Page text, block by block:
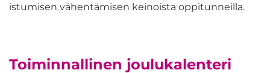
istumisen vähentämisen keinoista oppitunneilla.
Toiminnallinen joulukalenteri